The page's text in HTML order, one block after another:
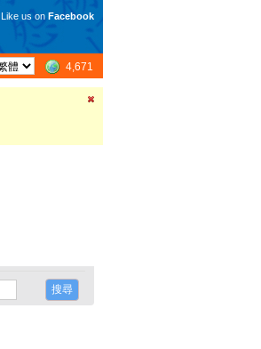
Like us on Facebook
4,671